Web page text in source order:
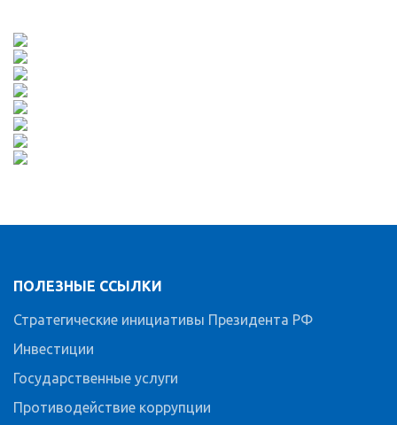
ПОЛЕЗНЫЕ ССЫЛКИ
Стратегические инициативы Президента РФ
Инвестиции
Государственные услуги
Противодействие коррупции